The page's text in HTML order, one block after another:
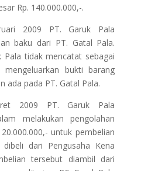
Rp. 140.000.000,-.
2009 PT. Garuk Pala
baku dari PT. Gatal Pala.
tidak mencatat sebagai
bukti barang
ada pada PT. Gatal Pala.
2009 PT. Garuk Pala
melakukan pengolahan
untuk pembelian
dari Pengusaha Kena
tersebut diambil dari